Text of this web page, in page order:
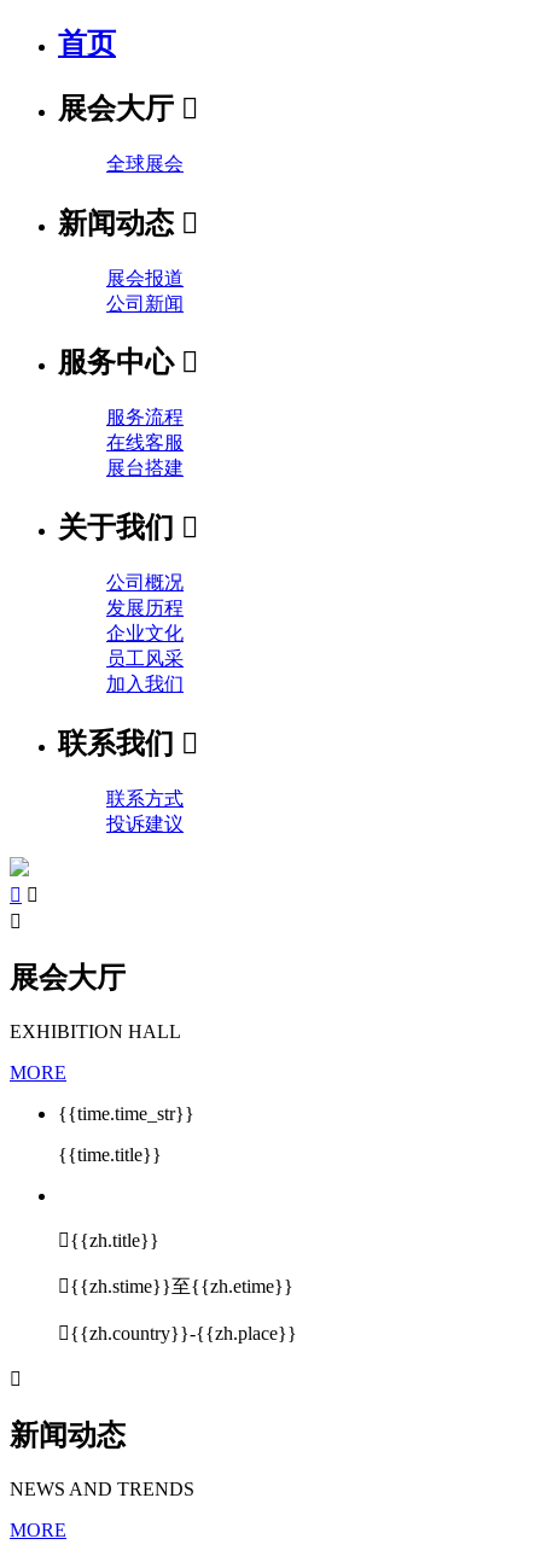
首页
展会大厅 
全球展会
新闻动态 
展会报道
公司新闻
服务中心 
服务流程
在线客服
展台搭建
关于我们 
公司概况
发展历程
企业文化
员工风采
加入我们
联系我们 
联系方式
投诉建议
 

展会大厅
EXHIBITION HALL
MORE
{{time.time_str}}
{{time.title}}
{{zh.title}}
{{zh.stime}}至{{zh.etime}}
{{zh.country}}-{{zh.place}}

新闻动态
NEWS AND TRENDS
MORE